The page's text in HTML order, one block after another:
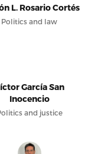
L. Rosario Cortés
Politics and law
García San
Inocencio
and justice